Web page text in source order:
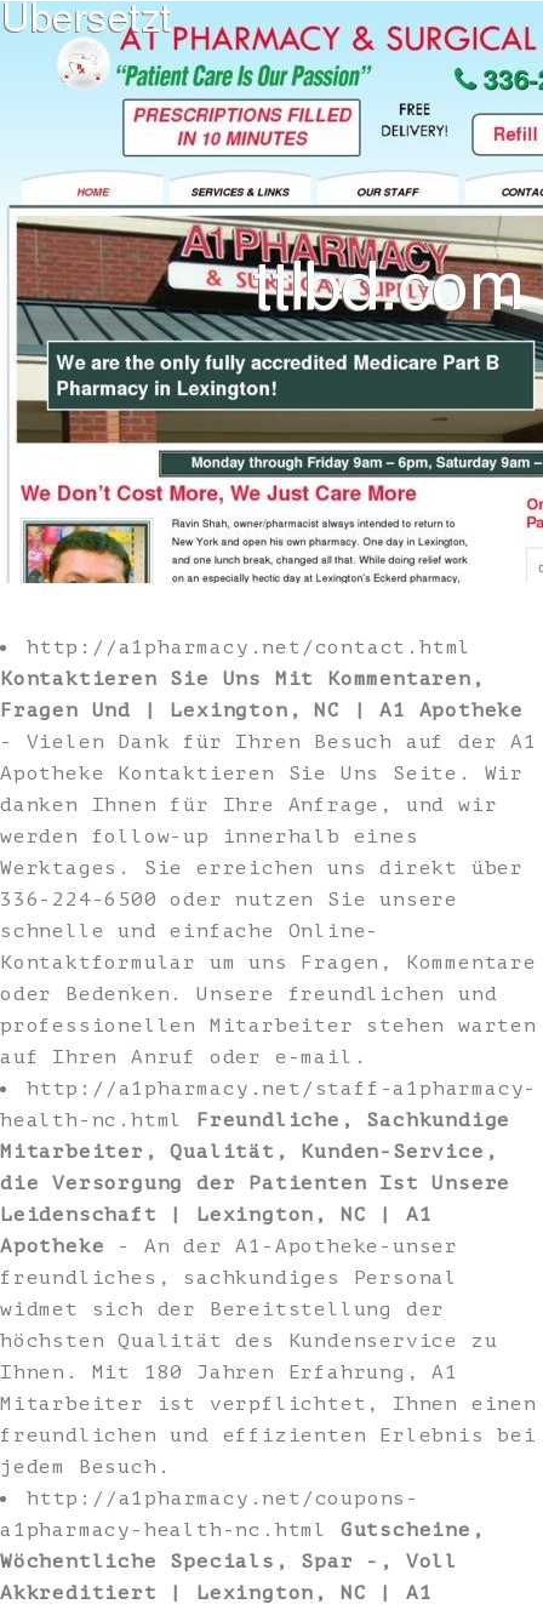
http://a1pharmacy.net/contact.html
Kontaktieren Sie Uns Mit Kommentaren,
Fragen Und | Lexington, NC | A1 Apotheke
- Vielen Dank für Ihren Besuch auf der A1
Apotheke Kontaktieren Sie Uns Seite. Wir
danken Ihnen für Ihre Anfrage, und wir
werden follow-up innerhalb eines
Werktages. Sie erreichen uns direkt über
336-224-6500 oder nutzen Sie unsere
schnelle und einfache Online-
Kontaktformular um uns Fragen, Kommentare
oder Bedenken. Unsere freundlichen und
professionellen Mitarbeiter stehen warten
auf Ihren Anruf oder e-mail.
http://a1pharmacy.net/staff-a1pharmacy-
health-nc.html
Freundliche, Sachkundige
Mitarbeiter, Qualität, Kunden-Service,
die Versorgung der Patienten Ist Unsere
Leidenschaft | Lexington, NC | A1
Apotheke - An der A1-Apotheke-unser
freundliches, sachkundiges Personal
widmet sich der Bereitstellung der
höchsten Qualität des Kundenservice zu
Ihnen. Mit 180 Jahren Erfahrung, A1
Mitarbeiter ist verpflichtet, Ihnen einen
freundlichen und effizienten Erlebnis bei
jedem Besuch.
http://a1pharmacy.net/coupons-
a1pharmacy-health-nc.html Gutscheine,
Wöchentliche Specials, Spar -, Voll
Akkreditiert | Lexington, NC | A1